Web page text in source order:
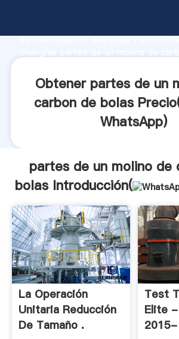
de investigación avanzada y
clientes.
Obtener partes de un
carbon de bolas
WhatsApp)
partes de un molino de
bolas Introducción(
La Operación
Unitaria Reducción
De Tamaño .
Test
Elite -
2015-